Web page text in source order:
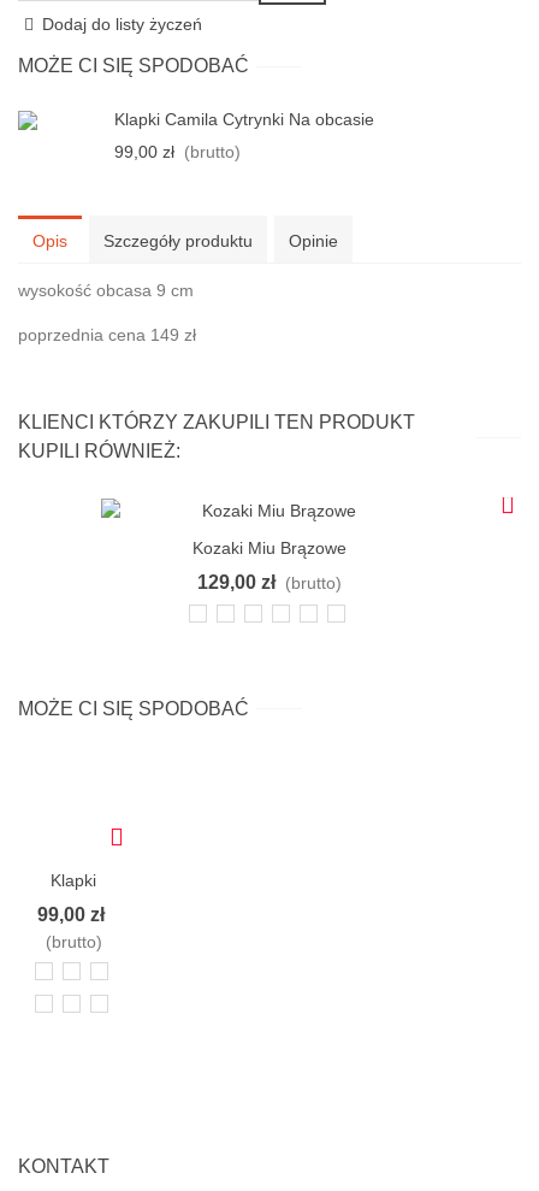
Dodaj do listy życzeń
MOŻE CI SIĘ SPODOBAĆ
Klapki Camila Cytrynki Na obcasie
99,00 zł (brutto)
Opis Szczegóły produktu Opinie
wysokość obcasa 9 cm
poprzednia cena 149 zł
KLIENCI KTÓRZY ZAKUPILI TEN PRODUKT
KUPILI RÓWNIEŻ:
Kozaki Miu Brązowe
129,00 zł (brutto)
MOŻE CI SIĘ SPODOBAĆ
Klapki
Camila
obcasie
99,00 zł
(brutto)
KONTAKT